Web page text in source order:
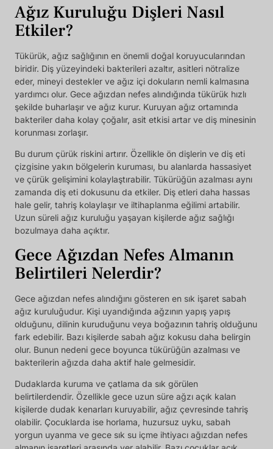
Ağız Kuruluğu Dişleri Nasıl
Etkiler?
Tükürük, ağız sağlığının en önemli doğal koruyucularından
biridir. Diş yüzeyindeki bakterileri azaltır, asitleri nötralize
eder, mineyi destekler ve ağız içi dokuların nemli kalmasına
yardımcı olur. Gece ağızdan nefes alındığında tükürük hızlı
şekilde buharlaşır ve ağız kurur. Kuruyan ağız ortamında
bakteriler daha kolay çoğalır, asit etkisi artar ve diş minesinin
korunması zorlaşır.
Bu durum çürük riskini artırır. Özellikle ön dişlerin ve diş eti
çizgisine yakın bölgelerin kuruması, bu alanlarda hassasiyet
ve çürük gelişimini kolaylaştırabilir. Tükürüğün azalması aynı
zamanda diş eti dokusunu da etkiler. Diş etleri daha hassas
hale gelir, tahriş kolaylaşır ve iltihaplanma eğilimi artabilir.
Uzun süreli ağız kuruluğu yaşayan kişilerde ağız sağlığı
bozulmaya daha açıktır.
Gece Ağızdan Nefes Almanın
Belirtileri Nelerdir?
Gece ağızdan nefes alındığını gösteren en sık işaret sabah
ağız kuruluğudur. Kişi uyandığında ağzının yapış yapış
olduğunu, dilinin kuruduğunu veya boğazının tahriş olduğunu
fark edebilir. Bazı kişilerde sabah ağız kokusu daha belirgin
olur. Bunun nedeni gece boyunca tükürüğün azalması ve
bakterilerin ağızda daha aktif hale gelmesidir.
Dudaklarda kuruma ve çatlama da sık görülen
belirtilerdendir. Özellikle gece uzun süre ağzı açık kalan
kişilerde dudak kenarları kuruyabilir, ağız çevresinde tahriş
olabilir. Çocuklarda ise horlama, huzursuz uyku, sabah
yorgun uyanma ve gece sık su içme ihtiyacı ağızdan nefes